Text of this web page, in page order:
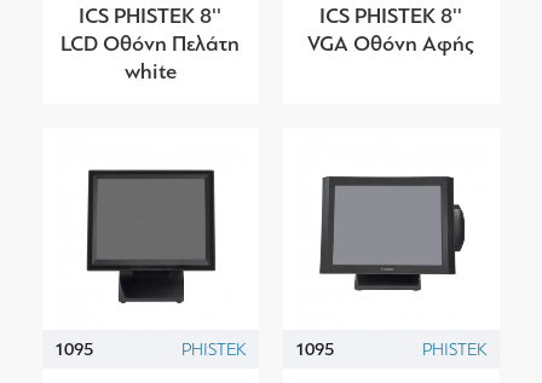
ICS PHISTEK 8''
LCD Οθόνη Πελάτη
white
ICS PHISTEK 8''
VGA Οθόνη Αφής
1095 PHISTEK 1095 PHISTEK